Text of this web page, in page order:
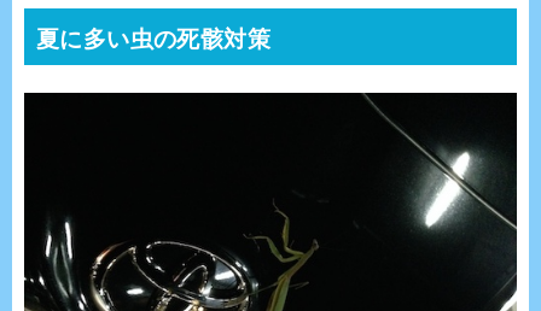
夏に多い虫の死骸対策